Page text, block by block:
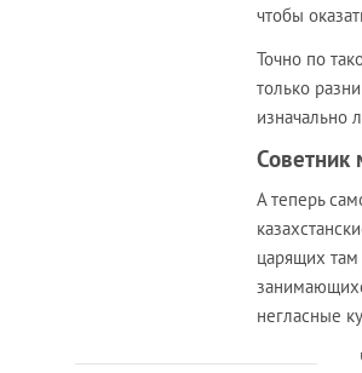
чтобы
Точно по
только
изначально
А теперь
царящих там
негласные